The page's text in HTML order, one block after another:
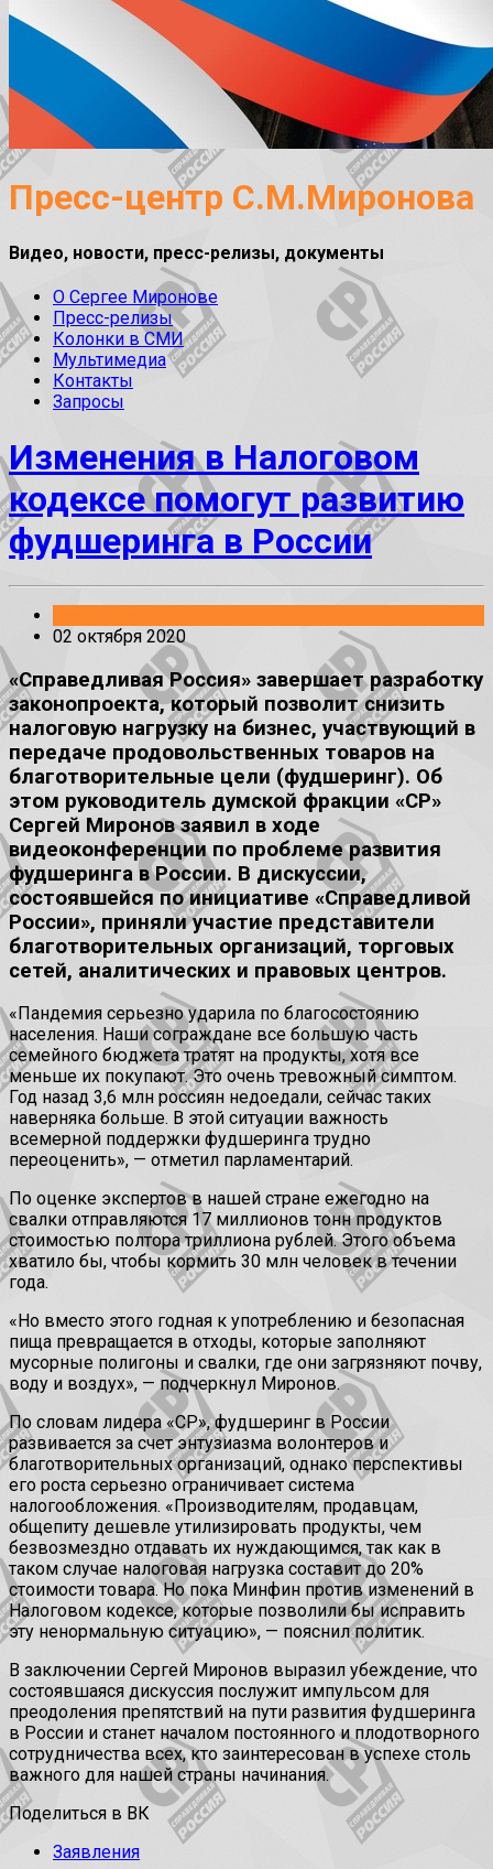
Пресс-центр С.М.Миронова
Видео, новости, пресс-релизы, документы
О Сергее Миронове
Пресс-релизы
Колонки в СМИ
Мультимедиа
Контакты
Запросы
Изменения в Налоговом
кодексе помогут развитию
фудшеринга в России
02 октября 2020
«Справедливая Россия» завершает разработку
законопроекта, который позволит снизить
налоговую нагрузку на бизнес, участвующий в
передаче продовольственных товаров на
благотворительные цели (фудшеринг). Об
этом руководитель думской фракции «СР»
Сергей Миронов заявил в ходе
видеоконференции по проблеме развития
фудшеринга в России. В дискуссии,
состоявшейся по инициативе «Справедливой
России», приняли участие представители
благотворительных организаций, торговых
сетей, аналитических и правовых центров.
«Пандемия серьезно ударила по благосостоянию
населения. Наши сограждане все большую часть
семейного бюджета тратят на продукты, хотя все
меньше их покупают. Это очень тревожный симптом.
Год назад 3,6 млн россиян недоедали, сейчас таких
наверняка больше. В этой ситуации важность
всемерной поддержки фудшеринга трудно
переоценить», — отметил парламентарий.
По оценке экспертов в нашей стране ежегодно на
свалки отправляются 17 миллионов тонн продуктов
стоимостью полтора триллиона рублей. Этого объема
хватило бы, чтобы кормить 30 млн человек в течении
года.
«Но вместо этого годная к употреблению и безопасная
пища превращается в отходы, которые заполняют
мусорные полигоны и свалки, где они загрязняют почву,
воду и воздух», — подчеркнул Миронов.
По словам лидера «СР», фудшеринг в России
развивается за счет энтузиазма волонтеров и
благотворительных организаций, однако перспективы
его роста серьезно ограничивает система
налогообложения. «Производителям, продавцам,
общепиту дешевле утилизировать продукты, чем
безвозмездно отдавать их нуждающимся, так как в
таком случае налоговая нагрузка составит до 20%
стоимости товара. Но пока Минфин против изменений в
Налоговом кодексе, которые позволили бы исправить
эту ненормальную ситуацию», — пояснил политик.
В заключении Сергей Миронов выразил убеждение, что
состоявшаяся дискуссия послужит импульсом для
преодоления препятствий на пути развития фудшеринга
в России и станет началом постоянного и плодотворного
сотрудничества всех, кто заинтересован в успехе столь
важного для нашей страны начинания.
Поделиться в ВК
Заявления